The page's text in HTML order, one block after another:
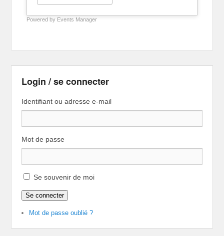
Powered by Events Manager
Login / se connecter
Identifiant ou adresse e-mail
Mot de passe
Se souvenir de moi
Se connecter
Mot de passe oublié ?